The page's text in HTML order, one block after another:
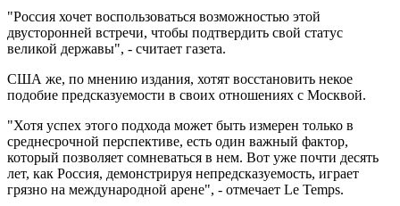
"Россия хочет воспользоваться возможностью этой
двусторонней встречи, чтобы подтвердить свой статус
великой державы", - считает газета.
США же, по мнению издания, хотят восстановить некое
подобие предсказуемости в своих отношениях с Москвой.
"Хотя успех этого подхода может быть измерен только в
среднесрочной перспективе, есть один важный фактор,
который позволяет сомневаться в нем. Вот уже почти десять
лет, как Россия, демонстрируя непредсказуемость, играет
грязно на международной арене", - отмечает Le Temps.